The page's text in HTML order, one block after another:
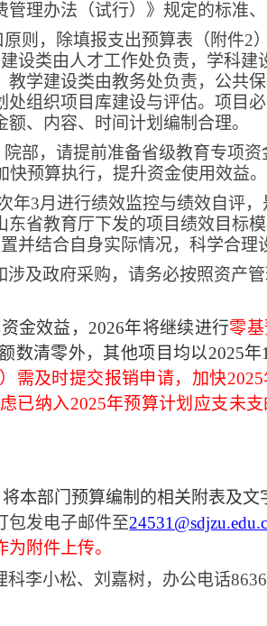
理办法（试行）》规定的标准、
则，除填报支出预算表（附件2
设类由人才工作处负责，学科建
学建设类由教务处负责，公共
组织项目库建设与评估。项目
、内容、时间计划编制合理。
部，请提前准备省级教育专项
快预算执行，提升资金使用效益。
年3月进行绩效监控与绩效自评
省教育厅下发的项目绩效目标
并结合自身实际情况，科学合理
涉及政府采购，请务必按照资产
金效益， 2026年将继续进行零
数清零外，其他项目均以2025年
需及时提交报销申请，加快2025
已纳入2025年预算计划应支未
将本部门预算编制的相关附表及
包发电子邮件至
附件上传。
科李小松、刘嘉树，办公电话